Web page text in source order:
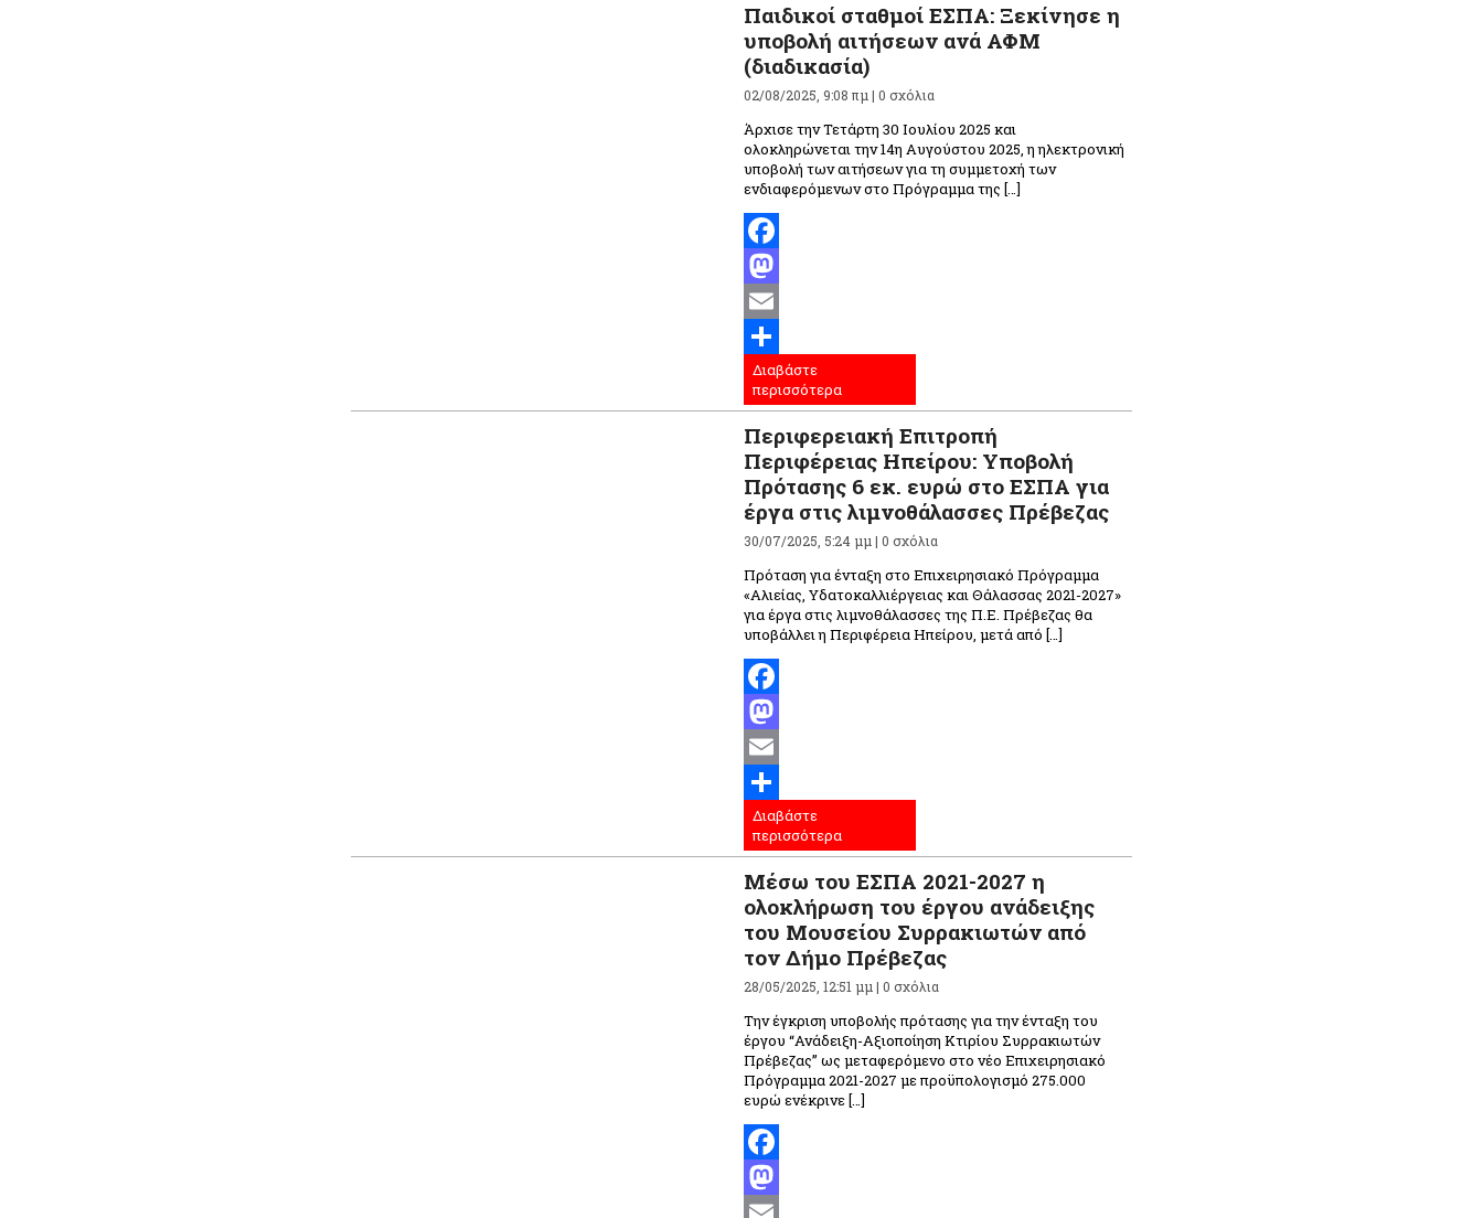
Παιδικοί σταθμοί ΕΣΠΑ: Ξεκίνησε η
υποβολή αιτήσεων ανά ΑΦΜ
(διαδικασία)
02/08/2025, 9:08 πμ |0 σχόλια
Άρχισε την Τετάρτη 30 Ιουλίου 2025 και
ολοκληρώνεται την 14η Αυγούστου 2025, η ηλεκτρονική
υποβολή των αιτήσεων για τη συμμετοχή των
ενδιαφερόμενων στο Πρόγραμμα της […]
Facebook
Mastodon
Email
Μοιραστείτε
Διαβάστε
περισσότερα
Περιφερειακή Επιτροπή
Περιφέρειας Ηπείρου: Υποβολή
Πρότασης 6 εκ. ευρώ στο ΕΣΠΑ για
έργα στις λιμνοθάλασσες Πρέβεζας
30/07/2025, 5:24 μμ |0 σχόλια
Πρόταση για ένταξη στο Επιχειρησιακό Πρόγραμμα
«Αλιείας, Υδατοκαλλιέργειας και Θάλασσας 2021-2027»
για έργα στις λιμνοθάλασσες της Π.Ε. Πρέβεζας θα
υποβάλλει η Περιφέρεια Ηπείρου, μετά από […]
Facebook
Mastodon
Email
Μοιραστείτε
Διαβάστε
περισσότερα
Μέσω του ΕΣΠΑ 2021-2027 η
ολοκλήρωση του έργου ανάδειξης
του Μουσείου Συρρακιωτών από
τον Δήμο Πρέβεζας
28/05/2025, 12:51 μμ |0 σχόλια
Την έγκριση υποβολής πρότασης για την ένταξη του
έργου “Ανάδειξη-Αξιοποίηση Κτιρίου Συρρακιωτών
Πρέβεζας” ως μεταφερόμενο στο νέο Επιχειρησιακό
Πρόγραμμα 2021-2027 με προϋπολογισμό 275.000
ευρώ ενέκρινε […]
Facebook
Mastodon